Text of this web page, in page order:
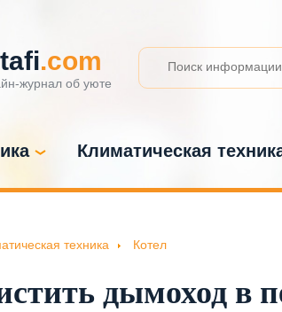
.com
журнал об уюте
Климатическая
техника Котел
дымоход в